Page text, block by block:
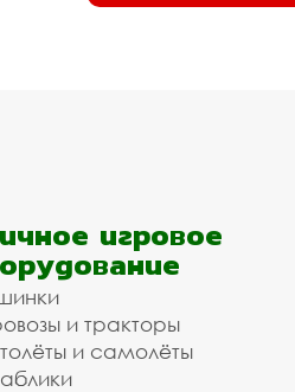
игровое
и тракторы
и самолёты